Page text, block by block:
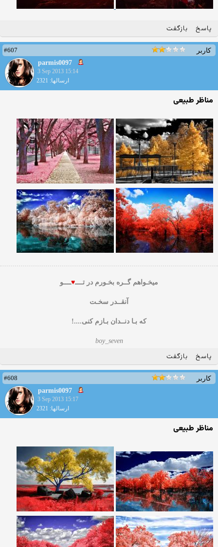
پاسخ بازگفت
کاربر
#607
parmis0097
3 Sep 2013 15:14
ارسالها: 2321
مناظر طبیعی
میخـواهم گــره بخـورم در تــــ♥ــــو
آنقــدر سخـت
که بـا دنــدان بـازم کنی....!
boy_seven
پاسخ بازگفت
کاربر
#608
parmis0097
3 Sep 2013 15:17
ارسالها: 2321
مناظر طبیعی